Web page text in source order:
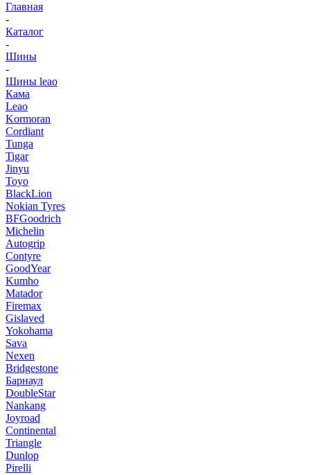
Главная
-
Каталог
-
Шины
-
Шины leao
Кама
Leao
Kormoran
Cordiant
Tunga
Tigar
Jinyu
Toyo
BlackLion
Nokian Tyres
BFGoodrich
Michelin
Autogrip
Contyre
GoodYear
Kumho
Matador
Firemax
Gislaved
Yokohama
Sava
Nexen
Bridgestone
Барнаул
DoubleStar
Nankang
Joyroad
Continental
Triangle
Dunlop
Pirelli